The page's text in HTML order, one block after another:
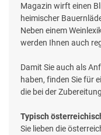
Magazin wirft einen
heimischer
Neben einem
werden Ihnen auch
Damit Sie auch als
haben, finden Sie für
die bei der
Typisch
Sie lieben die